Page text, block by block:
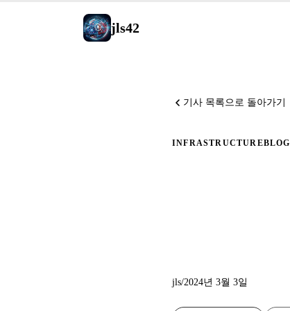
jls42
기사 목록으로 돌아가기
INFRASTRUCTUREBLOG
jls/2024년 3월 3일